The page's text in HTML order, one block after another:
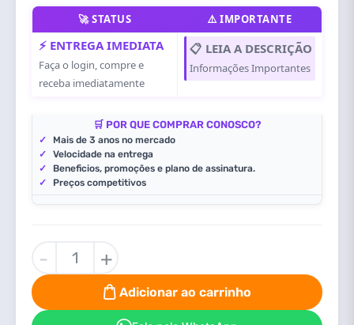
🚀 STATUS ⚠️ IMPORTANTE
⚡ ENTREGA IMEDIATA
Faça o login, compre e
receba imediatamente
📋 LEIA A DESCRIÇÃO
Informações Importantes
🛒 POR QUE COMPRAR CONOSCO?
✓
Mais de 3 anos no mercado
✓
Velocidade na entrega
✓
Beneficios, promoções e plano de assinatura.
✓
Preços competitivos
-
Atomfall
PC
+
Adicionar ao carrinho